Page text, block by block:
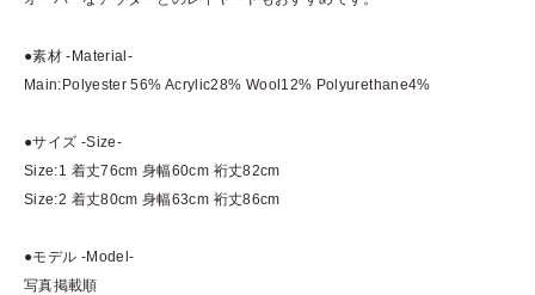
●素材 -Material-
Main:Polyester 56% Acrylic28% Wool12% Polyurethane4%
●サイズ -Size-
Size:1 着丈76cm 身幅60cm 裄丈82cm
Size:2 着丈80cm 身幅63cm 裄丈86cm
●モデル -Model-
写真掲載順